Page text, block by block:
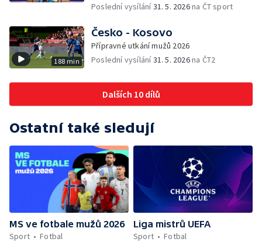
Poslední vysílání31. 5. 2026na ČT sport
188 min
Česko - Kosovo
Přípravné utkání mužů 2026
Poslední vysílání31. 5. 2026na ČT2
Dalších 10 dílů
Ostatní také sledují
MS ve fotbale mužů 2026
Sport
Fotbal
Liga mistrů UEFA
Sport
Fotbal